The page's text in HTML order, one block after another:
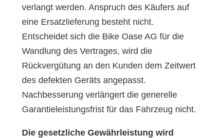
verlangt werden. Anspruch des Käufers auf
eine Ersatzlieferung besteht nicht.
Entscheidet sich die Bike Oase AG für die
Wandlung des Vertrages, wird die
Rückvergütung an den Kunden dem Zeitwert
des defekten Geräts angepasst.
Nachbesserung verlängert die generelle
Garantieleistungsfrist für das Fahrzeug nicht.
Die gesetzliche Gewährleistung wird